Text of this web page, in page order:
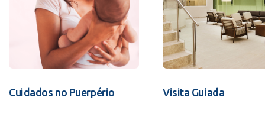
Cuidados no Puerpério Visita Guiada